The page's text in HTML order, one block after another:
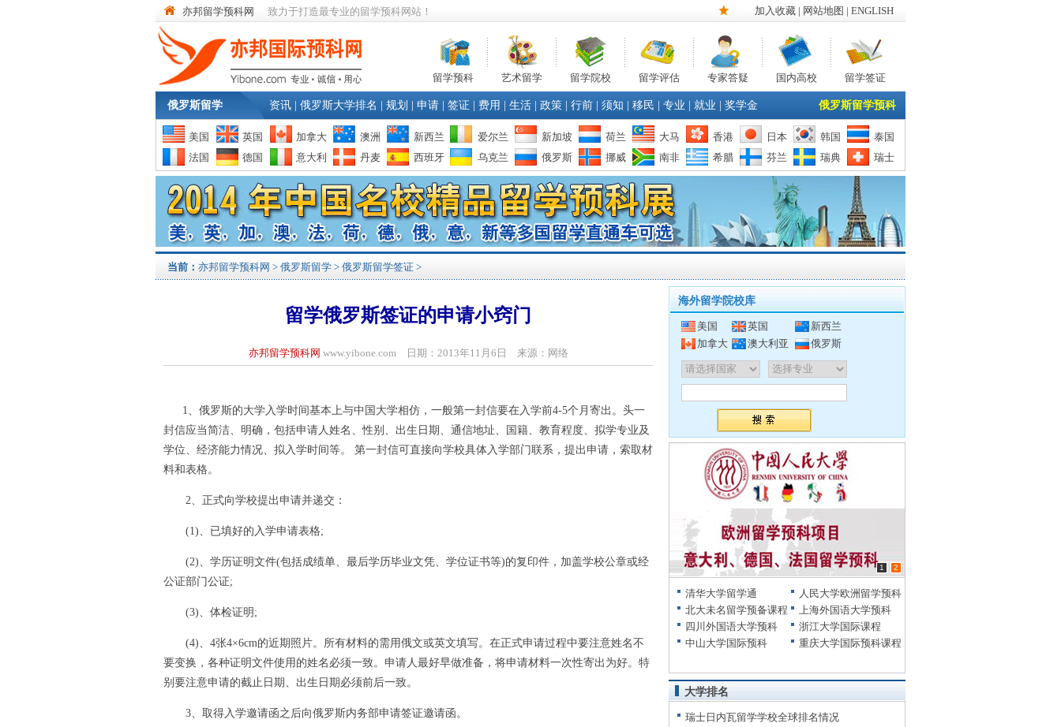
亦邦留学预科网 致力于打造最专业的留学预科网站！ 加入收藏 | 网站地图 | ENGLISH
留学预科 艺术留学 留学院校 留学评估 专家答疑 国内高校 留学签证
俄罗斯留学 资讯 俄罗斯大学排名 规划 申请 签证 费用 生活 政策 行前 须知 移民 专业 就业 奖学金 俄罗斯留学预科
美国 英国 加拿大 澳洲 新西兰 爱尔兰 新加坡 荷兰 大马 香港 日本 韩国
泰国
法国
德国 意大利 丹麦 西班牙 乌克兰 俄罗斯 挪威 南非 希腊 芬兰 瑞典 瑞士
当前： 亦邦留学预科网 > 俄罗斯留学 > 俄罗斯留学签证 >
留学俄罗斯签证的申请小窍门
亦邦留学预科网 www.yibone.com 日期：2013年11月6日 来源：网络
1、俄罗斯的大学入学时间基本上与中国大学相仿，一般第一封信要在入学前4-5个月寄出。头一
封信应当简洁、明确，包括申请人姓名、性别、出生日期、通信地址、国籍、教育程度、拟学专业及
学位、经济能力情况、拟入学时间等。 第一封信可直接向学校具体入学部门联系，提出申请，索取材
料和表格。
2、正式向学校提出申请并递交：
(1)、已填好的入学申请表格;
(2)、学历证明文件(包括成绩单、最后学历毕业文凭、学位证书等)的复印件，加盖学校公章或经
公证部门公证;
(3)、体检证明;
(4)、4张4×6cm的近期照片。所有材料的需用俄文或英文填写。在正式申请过程中要注意姓名不
要变换，各种证明文件使用的姓名必须一致。申请人最好早做准备，将申请材料一次性寄出为好。特
别要注意申请的截止日期、出生日期必须前后一致。
3、取得入学邀请函之后向俄罗斯内务部申请签证邀请函。
海外留学院校库
美国 英国
新西兰
加拿大
澳大利亚 俄罗斯
1 2
清华大学留学通
人民大学欧洲留学预科
北大未名留学预备课程
上海外国语大学预科
四川外国语大学预科
浙江大学国际课程
中山大学国际预科
重庆大学国际预科课程
大学排名
瑞士日内瓦留学学校全球排名情况